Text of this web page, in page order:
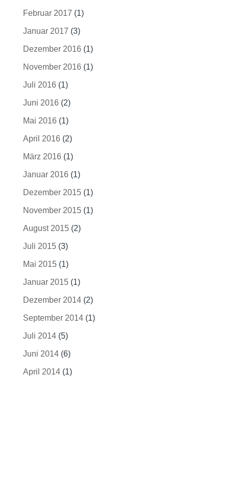
Februar 2017 (1)
Januar 2017 (3)
Dezember 2016 (1)
November 2016 (1)
Juli 2016 (1)
Juni 2016 (2)
Mai 2016 (1)
April 2016 (2)
März 2016 (1)
Januar 2016 (1)
Dezember 2015(1)
November 2015(1)
August 2015(2)
Juli 2015(3)
Mai 2015(1)
Januar 2015(1)
Dezember 2014(2)
September 2014(1)
Juli 2014(5)
Juni 2014(6)
April 2014(1)